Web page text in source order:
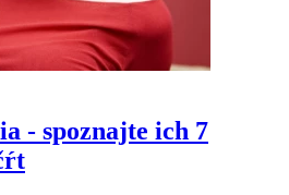
- spoznajte ich 7